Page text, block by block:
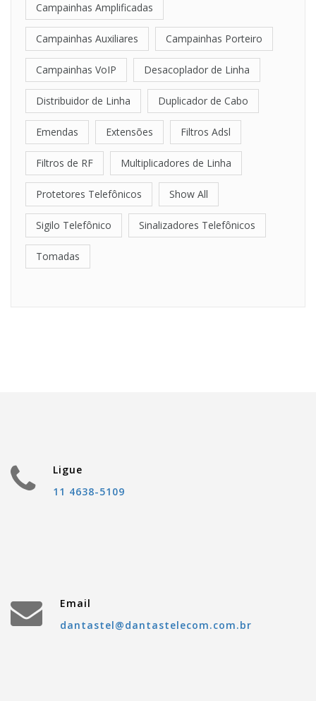
Campainhas Amplificadas
Campainhas Auxiliares Campainhas Porteiro
Campainhas VoIP Desacoplador de Linha
Distribuidor de Linha Duplicador de Cabo
Emendas Extensões Filtros Adsl
Filtros de RF Multiplicadores de Linha
Protetores Telefônicos Show All
Sigilo Telefônico Sinalizadores Telefônicos
Tomadas
Ligue
11 4638-5109
Email
dantastel@dantastelecom.com.br